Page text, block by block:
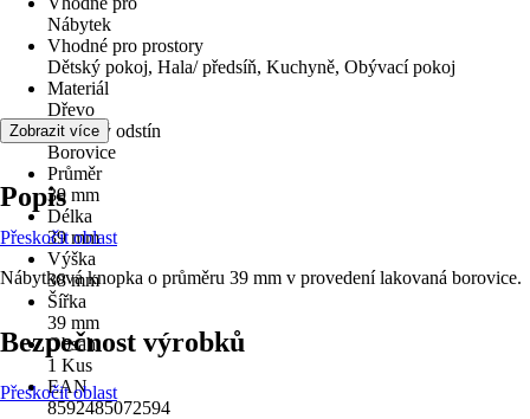
Nábytek
Vhodné pro prostory
Dětský pokoj, Hala/ předsíň, Kuchyně, Obývací pokoj
Materiál
Dřevo
Barevný odstín
Borovice
Průměr
39 mm
Délka
39 mm
Výška
38 mm
Šířka
39 mm
Obsah
1 Kus
EAN
8592485072594
Zobrazit více
Popis
Přeskočit oblast
Nábytková knopka o průměru 39 mm v provedení lakovaná borovice.
Bezpečnost výrobků
Přeskočit oblast